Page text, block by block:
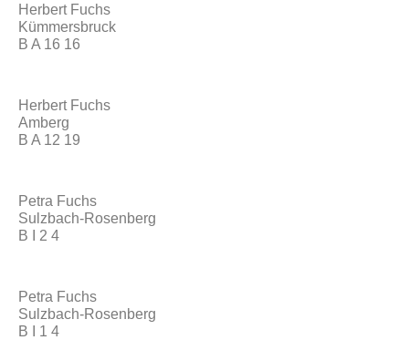
Herbert Fuchs
Kümmersbruck
B A 16 16
Herbert Fuchs
Amberg
B A 12 19
Petra Fuchs
Sulzbach-Rosenberg
B I 2 4
Petra Fuchs
Sulzbach-Rosenberg
B I 1 4